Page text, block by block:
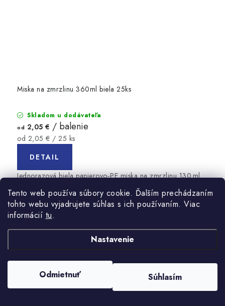
Tento web používa súbory cookie. Ďalším prechádzaním
tohto webu vyjadrujete súhlas s ich používaním. Viac
informácií tu.
Nastavenie
Odmietnuť Súhlasím
Miska na zmrzlinu 360ml biela 25ks
Skladom u dodávateľa
od 2,05 € / balenie
Jednotková
od 2,05 € / 25 ks
DETAIL
Jednorazová biela papierovo‑PE miska na zmrzlinu 130 ml
– balenie 25 ks, odolná proti vlhkosti a mastnote, ideálna na
servírovanie zmrzliny, dezertov, šalátov alebo polievok.
8290/25